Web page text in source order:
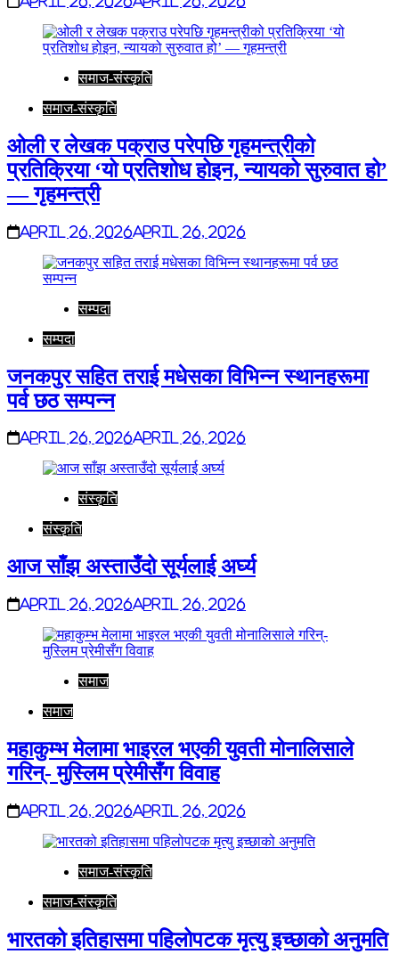
समाज-संस्कृति
समाज-संस्कृति
ओली र लेखक पक्राउ परेपछि गृहमन्त्रीको
प्रतिक्रिया ‘यो प्रतिशोध होइन, न्यायको सुरुवात हो’
— गृहमन्त्री
April 26, 2026April 26, 2026
सम्पदा
सम्पदा
जनकपुर सहित तराई मधेसका विभिन्न स्थानहरूमा
पर्व छठ सम्पन्न
April 26, 2026April 26, 2026
संस्कृति
संस्कृति
आज साँझ अस्ताउँदो सूर्यलाई अर्घ्य
April 26, 2026April 26, 2026
समाज
समाज
महाकुम्भ मेलामा भाइरल भएकी युवती मोनालिसाले
गरिन्- मुस्लिम प्रेमीसँग विवाह
April 26, 2026April 26, 2026
समाज-संस्कृति
समाज-संस्कृति
भारतको इतिहासमा पहिलोपटक मृत्यु इच्छाको अनुमति